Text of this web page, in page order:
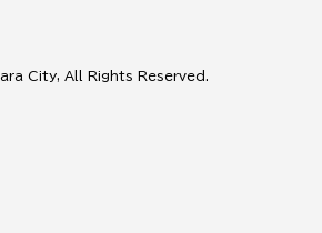
City, All Rights Reserved.